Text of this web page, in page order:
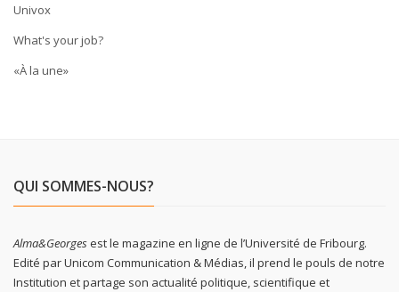
Univox
What's your job?
«À la une»
QUI SOMMES-NOUS?
Alma&Georgesest le magazine en ligne de l’Université de Fribourg.
Edité par Unicom Communication & Médias, il prend le pouls de notre
Institution et partage son actualité politique, scientifique et